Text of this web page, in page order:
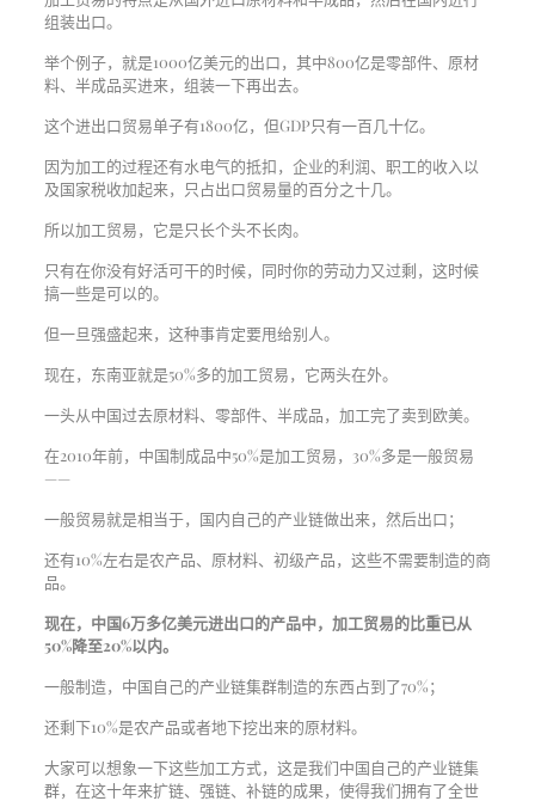
组装出口。
举个例子，就是1000亿美元的出口，其中800亿是零部件、原材
料、半成品买进来，组装一下再出去。
这个进出口贸易单子有1800亿，但GDP只有一百几十亿。
因为加工的过程还有水电气的抵扣，企业的利润、职工的收入以
及国家税收加起来，只占出口贸易量的百分之十几。
所以加工贸易，它是只长个头不长肉。
只有在你没有好活可干的时候，同时你的劳动力又过剩，这时候
搞一些是可以的。
但一旦强盛起来，这种事肯定要甩给别人。
现在，东南亚就是50%多的加工贸易，它两头在外。
一头从中国过去原材料、零部件、半成品，加工完了卖到欧美。
在2010年前，中国制成品中50%是加工贸易，30%多是一般贸易
——
一般贸易就是相当于，国内自己的产业链做出来，然后出口；
还有10%左右是农产品、原材料、初级产品，这些不需要制造的商
品。
现在，中国6万多亿美元进出口的产品中，加工贸易的比重已从
50%降至20%以内。
一般制造，中国自己的产业链集群制造的东西占到了70%；
还剩下10%是农产品或者地下挖出来的原材料。
大家可以想象一下这些加工方式，这是我们中国自己的产业链集
群，在这十年来扩链、强链、补链的成果，使得我们拥有了全世